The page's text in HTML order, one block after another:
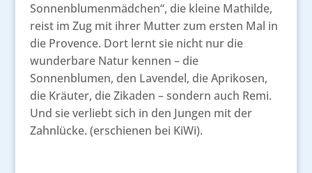
Sonnenblumenmädchen“, die kleine Mathilde,
reist im Zug mit ihrer Mutter zum ersten Mal in
die Provence. Dort lernt sie nicht nur die
wunderbare Natur kennen – die
Sonnenblumen, den Lavendel, die Aprikosen,
die Kräuter, die Zikaden – sondern auch Remi.
Und sie verliebt sich in den Jungen mit der
Zahnlücke. (erschienen bei KiWi).